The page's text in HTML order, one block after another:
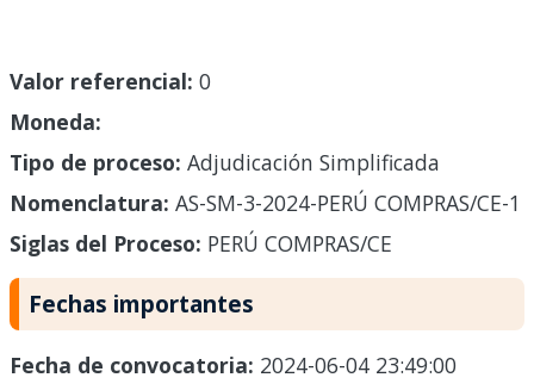
Valor referencial: 0
Moneda:
Tipo de proceso: Adjudicación Simplificada
Nomenclatura: AS-SM-3-2024-PERÚ COMPRAS/CE-1
Siglas del Proceso: PERÚ COMPRAS/CE
Fechas importantes
Fecha de convocatoria: 2024-06-04 23:49:00